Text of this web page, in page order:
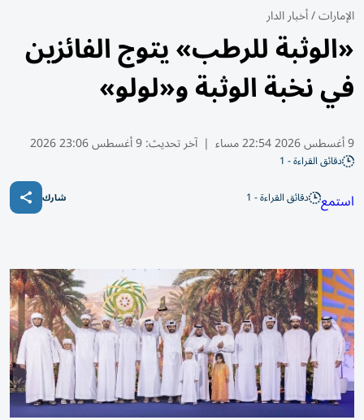
الإمارات/أخبار الدار
«الوثبة للرطب» يتوج الفائزين
في نخبة الوثبة و«لولو»
9 أغسطس 2026 22:54 مساء | آخر تحديث:9 أغسطس 23:06 2026
دقائق القراءة - 1
استمع دقائق القراءة - 1 شارك